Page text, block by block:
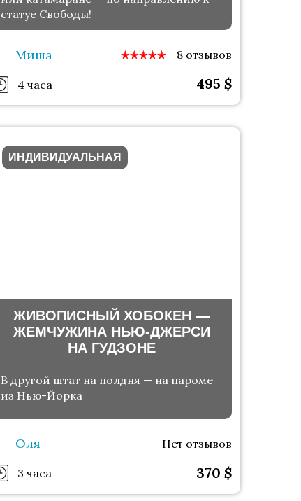
статуе Свободы!
Миша 8 отзывов
4 часа 495 $
ИНДИВИДУАЛЬНАЯ
ЖИВОПИСНЫЙ ХОБОКЕН —
ЖЕМЧУЖИНА НЬЮ-ДЖЕРСИ
НА ГУДЗОНЕ
В другой штат на полдня — на пароме
из Нью-Йорка
Оля Нет отзывов
3 часа 370 $